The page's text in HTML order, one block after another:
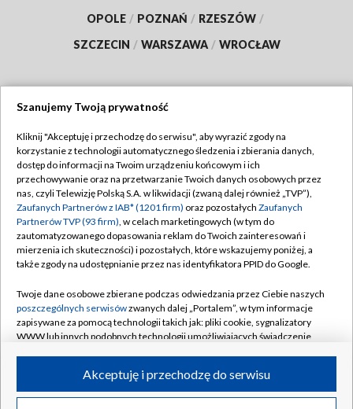
OPOLE / POZNAŃ / RZESZÓW /
SZCZECIN / WARSZAWA / WROCŁAW
TVP
Abonament TVP
Emisja w TVP
Centrum informacji TVP
Naziemna Telewizja Cyfrowa
Rada Programowa
System NOS
Informacje o nadawcy
Program dla prasy
Regulamin TVP
Polityka prywatności
Moje zgody
Pomoc
Kontakt
Kanały
©2026 Telewizja Polska S.A. w likwidacji
Szanujemy Twoją prywatność
Kliknij "Akceptuję i przechodzę do serwisu", aby wyrazić zgody na
korzystanie z technologii automatycznego śledzenia i zbierania danych,
dostęp do informacji na Twoim urządzeniu końcowym i ich
przechowywanie oraz na przetwarzanie Twoich danych osobowych przez
nas, czyli Telewizję Polską S.A. w likwidacji (zwaną dalej również „TVP”),
Zaufanych Partnerów z IAB* (1201 firm) oraz pozostałych Zaufanych
Partnerów TVP (93 firm), w celach marketingowych (w tym do
zautomatyzowanego dopasowania reklam do Twoich zainteresowań i
mierzenia ich skuteczności) i pozostałych, które wskazujemy poniżej, a
także zgody na udostępnianie przez nas identyfikatora PPID do Google.
Twoje dane osobowe zbierane podczas odwiedzania przez Ciebie naszych
poszczególnych serwisówzwanych dalej „Portalem”, w tym informacje
zapisywane za pomocą technologii takich jak: pliki cookie, sygnalizatory
WWW lub innych podobnych technologii umożliwiających świadczenie
ruchu w Internecie.Akceptuję i przechodzę do serwisu